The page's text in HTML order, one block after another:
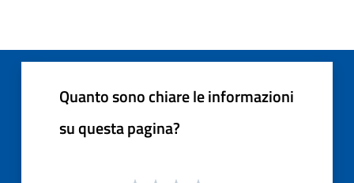
Quanto sono chiare le informazioni
su questa pagina?